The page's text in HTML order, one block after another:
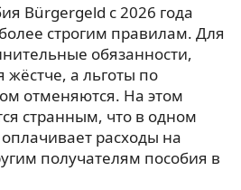
Bürgergeld с 2026 года
строгим правилам. Для
обязанности,
жёстче, а льготы по
отменяются. На этом
странным, что в одном
оплачивает расходы на
получателям пособия в